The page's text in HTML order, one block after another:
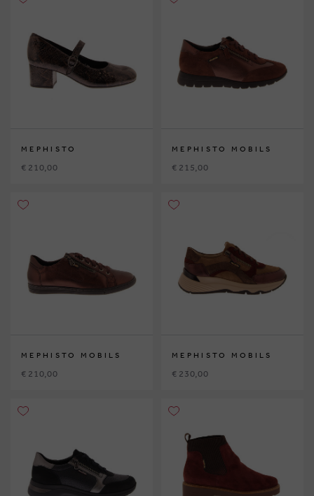
MEPHISTO
€ 210,00
MEPHISTO MOBILS
€ 215,00
MEPHISTO MOBILS
€ 210,00
MEPHISTO MOBILS
€ 230,00